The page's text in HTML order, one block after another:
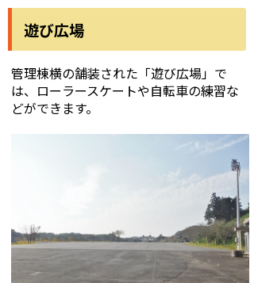
遊び広場
管理棟横の舗装された「遊び広場」で
は、ローラースケートや自転車の練習な
どができます。